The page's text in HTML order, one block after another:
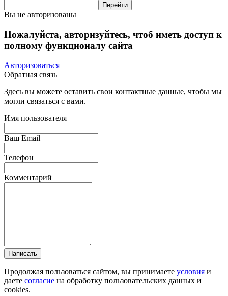
Вы не авторизованы
Пожалуйста, авторизуйтесь, чтоб иметь доступ к
полному функционалу сайта
Авторизоваться
Обратная связь
Здесь вы можете оставить свои контактные данные, чтобы мы
могли связаться с вами.
Имя пользователя
Ваш Email
Телефон
Комментарий
Написать
Продолжая пользоваться сайтом, вы принимаете условия и
даете согласие на обработку пользовательских данных и
cookies.